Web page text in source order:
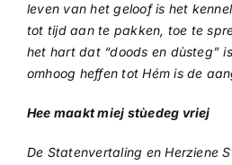
leven van het geloof is het
tot tijd aan te pakken, toe te
het hart dat “doods en dùsteg”
omhoog heffen tot Hém is de
Hee maakt miej stùedeg vriej
De Statenvertaling en Herziene